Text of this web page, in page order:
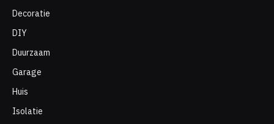
Decoratie
DIY
Duurzaam
Garage
Huis
Isolatie